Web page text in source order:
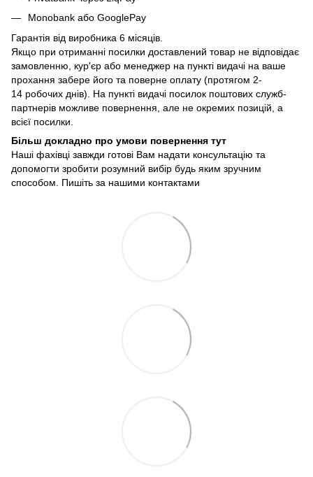
Monobank або GooglePay
Гарантія від виробника 6 місяців.
Якщо при отриманні посилки доставлений товар не відповідає
замовленню, кур'єр або менеджер на пункті видачі на ваше
прохання забере його та поверне оплату (протягом 2-
14 робочих днів). На пункті видачі посилок поштових служб-
партнерів можливе повернення, але не окремих позицій, а
всієї посилки.
Більш докладно про умови повернення тут
Наші фахівці завжди готові Вам надати консультацію та
допомогти зробити розумний вибір будь яким зручним
способом. Пишіть за нашими контактами